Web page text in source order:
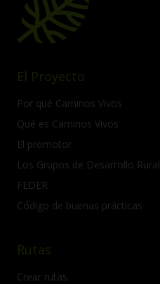
El Proyecto
Por qué Caminos Vivos
Qué es Caminos Vivos
El promotor
Los Grupos de Desarrollo Rural
FEDER
Código de buenas prácticas
Rutas
Crear rutas